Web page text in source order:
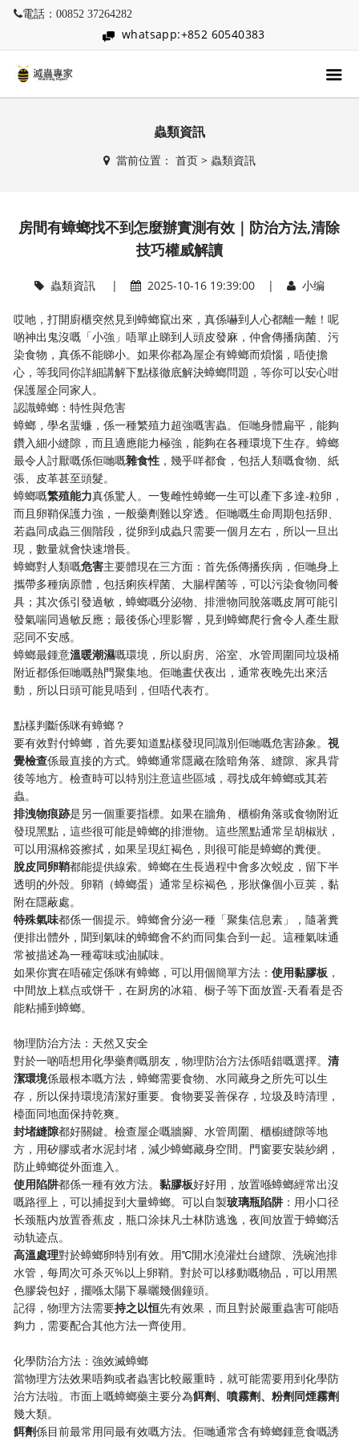
電話：00852 37264282
whatsapp:+852 60540383
蟲類資訊
當前位置： 首页> 蟲類資訊
房間有蟑螂找不到怎麼辦實測有效｜防治方法,清除
技巧權威解讀
蟲類資訊| 2025-10-16 19:39:00 | 小编
哎吔，打開廚櫃突然見到蟑螂竄出來，真係嚇到人心都離一離！呢
啲神出鬼沒嘅「小強」唔單止睇到人頭皮發麻，仲會傳播病菌、污
染食物，真係不能睇小。如果你都為屋企有蟑螂而煩惱，唔使擔
心，等我同你詳細講解下點樣徹底解決蟑螂問題，等你可以安心咁
保護屋企同家人。
認識蟑螂：特性與危害
蟑螂，學名蜚蠊，係一種繁殖力超強嘅害蟲。佢哋身體扁平，能夠
鑽入細小縫隙，而且適應能力極強，能夠在各種環境下生存。蟑螂
最令人討厭嘅係佢哋嘅​​雜食性​ ​，幾乎咩都食，包括人類嘅食物、紙
張、皮革甚至頭髮。
蟑螂嘅​​繁殖能力​​真係驚人。一隻雌性蟑螂一生可以產下多達-粒卵，
而且卵鞘保護力強，一般藥劑難以穿透。佢哋嘅生命周期包括卵、
若蟲同成蟲三個階段，從卵到成蟲只需要一個月左右，所以一旦出
現，數量就會快速增長。
蟑螂對人類嘅​​危害​​主要體現在三方面：首先係傳播疾病，佢哋身上
攜帶多種病原體，包括痢疾桿菌、大腸桿菌等，可以污染食物同餐
具；其次係引發過敏，蟑螂嘅分泌物、排泄物同脫落嘅皮屑可能引
發氣喘同過敏反應；最後係心理影響，見到蟑螂爬行會令人產生厭
惡同不安感。
蟑螂最鍾意​​溫暖潮濕​​嘅環境，所以廚房、浴室、水管周圍同垃圾桶
附近都係佢哋嘅熱門聚集地。佢哋晝伏夜出，通常夜晚先出來活
動，所以日頭可能見唔到，但唔代表冇。
點樣判斷係咪有蟑螂？
要有效對付蟑螂，首先要知道點樣發現同識別佢哋嘅危害跡象。​​視
覺檢查​​係最直接的方式。蟑螂通常隱藏在陰暗角落、縫隙、家具背
後等地方。檢查時可以特別注意這些區域，尋找成年蟑螂或其若
蟲。
​排洩物痕跡​​是另一個重要指標。如果在牆角、櫃櫥角落或食物附近
發現黑點，這些很可能是蟑螂的排泄物。這些黑點通常呈胡椒狀，
可以用濕棉簽擦拭，如果呈現紅褐色，則很可能是蟑螂的糞便。
​脫皮同卵鞘​​都能提供線索。蟑螂在生長過程中會多次蜕皮，留下半
透明的外殼。卵鞘（蟑螂蛋）通常呈棕褐色，形狀像個小豆荚，黏
附在隱蔽處。
​特殊氣味​​都係一個提示。蟑螂會分泌一種「聚集信息素」，隨著糞
便排出體外，聞到氣味的蟑螂會不約而同集合到一起。這種氣味通
常被描述為一種霉味或油膩味。
如果你實在唔確定係咪有蟑螂，可以用個簡單方法：​​使用黏膠板​ ​，
中間放上糕点或饼干，在厨房的冰箱、橱子等下面放置-天看看是否
能粘捕到蟑螂。
物理防治方法：天然又安全
對於一啲唔想用化學藥劑嘅朋友，物理防治方法係唔錯嘅選擇。​​清
潔環境​​係最根本嘅方法，蟑螂需要食物、水同藏身之所先可以生
存，所以保持環境清潔好重要。食物要妥善保存，垃圾及時清理，
檯面同地面保持乾爽。
​封堵縫隙​​都好關鍵。檢查屋企嘅牆腳、水管周圍、櫃櫥縫隙等地
方，用矽膠或者水泥封堵，減少蟑螂藏身空間。門窗要安裝紗網，
防止蟑螂從外面進入。
​使用陷阱​​都係一種有效方法。​​黏膠板​​好好用，放置喺蟑螂經常出沒
嘅路徑上，可以捕捉到大量蟑螂。可以自製​​玻璃瓶陷阱​ ​：用小口径
长颈瓶内放置香蕉皮，瓶口涂抹凡士林防逃逸，夜间放置于蟑螂活
动轨迹点。
​高溫處理​​對於蟑螂卵特別有效。用℃開水澆灌灶台縫隙、洗碗池排
水管，每周次可杀灭%以上卵鞘。對於可以移動嘅物品，可以用黑
色膠袋包好，擺喺太陽下暴曬幾個鐘頭。
記得，物理方法需要​​持之以恒​​先有效果，而且對於嚴重蟲害可能唔
夠力，需要配合其他方法一齊使用。
化學防治方法：強效滅蟑螂
當物理方法效果唔夠或者蟲害比較嚴重時，就可能需要用到化學防
治方法啦。市面上嘅蟑螂藥主要分為​​餌劑、噴霧劑、粉劑同煙霧劑​
幾大類。
​餌劑​​係目前最常用同最有效嘅方法。佢哋通常含有蟑螂鍾意食嘅誘